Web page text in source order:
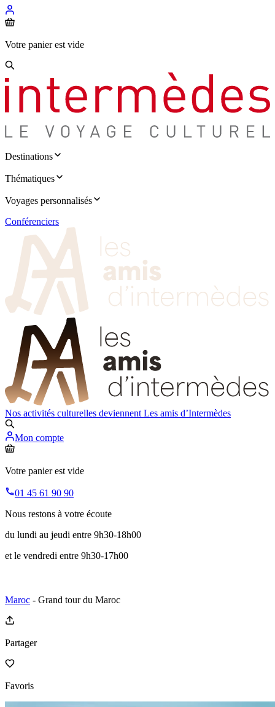
Votre panier est vide
Destinations
Thématiques
Voyages personnalisés
Conférenciers
Nos activités culturelles deviennent Les amis d’Intermèdes
Mon compte
Votre panier est vide
01 45 61 90 90
Nous restons à votre écoute
du lundi au jeudi entre 9h30-18h00
et le vendredi entre 9h30-17h00
Maroc - Grand tour du Maroc
Partager
Favoris